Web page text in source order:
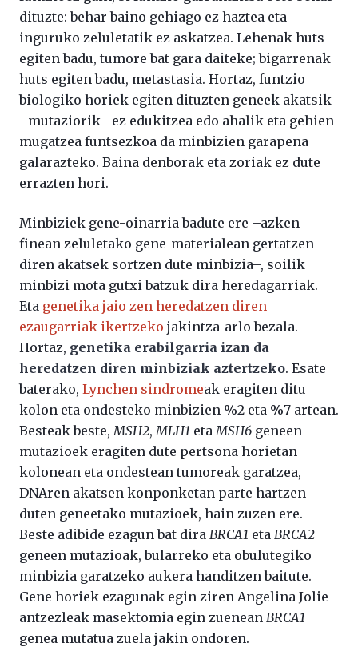
dituzte: behar baino gehiago ez haztea eta
inguruko zeluletatik ez askatzea. Lehenak huts
egiten badu, tumore bat gara daiteke; bigarrenak
huts egiten badu, metastasia. Hortaz, funtzio
biologiko horiek egiten dituzten geneek akatsik
–mutaziorik– ez edukitzea edo ahalik eta gehien
mugatzea funtsezkoa da minbizien garapena
galarazteko. Baina denborak eta zoriak ez dute
errazten hori.
Minbiziek gene-oinarria badute ere –azken
finean zeluletako gene-materialean gertatzen
diren akatsek sortzen dute minbizia–, soilik
minbizi mota gutxi batzuk dira heredagarriak.
Eta genetika jaio zen heredatzen diren
ezaugarriak ikertzeko jakintza-arlo bezala.
Hortaz, genetika erabilgarria izan da
heredatzen diren minbiziak aztertzeko. Esate
baterako, Lynchen sindromeak eragiten ditu
kolon eta ondesteko minbizien %2 eta %7 artean.
Besteak beste,MSH2,MLH1 etaMSH6 geneen
mutazioek eragiten dute pertsona horietan
kolonean eta ondestean tumoreak garatzea,
DNAren akatsen konponketan parte hartzen
duten geneetako mutazioek, hain zuzen ere.
Beste adibide ezagun bat dira BRCA1 eta BRCA2
geneen mutazioak, bularreko eta obulutegiko
minbizia garatzeko aukera handitzen baitute.
Gene horiek ezagunak egin ziren Angelina Jolie
antzezleak masektomia egin zuenean BRCA1
genea mutatua zuela jakin ondoren.